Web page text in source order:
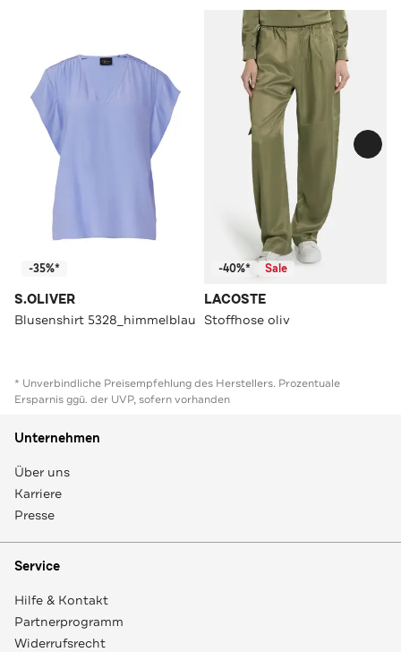
-35%*
S.OLIVER
Blusenshirt 5328_himmelblau
-40%* Sale
LACOSTE
Stoffhose oliv
* Unverbindliche Preisempfehlung des Herstellers. Prozentuale
Ersparnis ggü. der UVP, sofern vorhanden
Unternehmen
Über uns
Karriere
Presse
Service
Hilfe & Kontakt
Partnerprogramm
Widerrufsrecht